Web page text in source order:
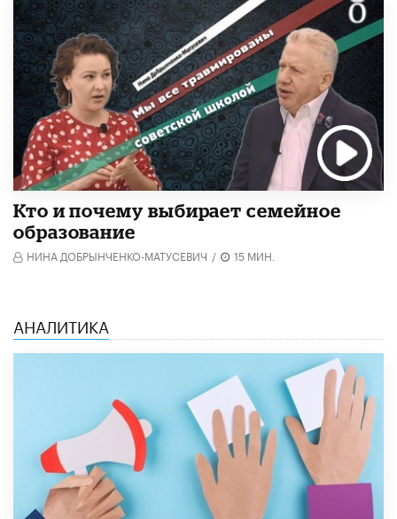
Кто и почему выбирает семейное
образование
НИНА ДОБРЫНЧЕНКО-МАТУСЕВИЧ / 15 МИН.
АНАЛИТИКА